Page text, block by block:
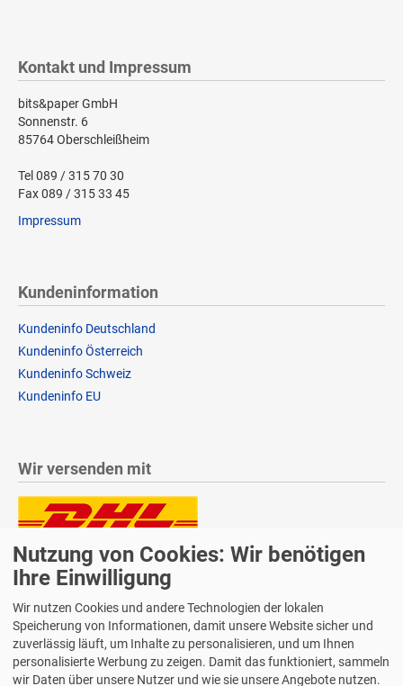
Kontakt und Impressum
bits&paper GmbH
Sonnenstr. 6
85764 Oberschleißheim
Tel 089 / 315 70 30
Fax 089 / 315 33 45
Impressum
Kundeninformation
Kundeninfo Deutschland
Kundeninfo Österreich
Kundeninfo Schweiz
Kundeninfo EU
Wir versenden mit
Lieferung auch an Packstationen und Postfilialen
Samstagszustellung
Bequeme Zahlung über Paypal
Nutzung von Cookies: Wir benötigen
Ihre Einwilligung
Wir nutzen Cookies und andere Technologien der lokalen
Speicherung von Informationen, damit unsere Website sicher und
zuverlässig läuft, um Inhalte zu personalisieren, und um Ihnen
personalisierte Werbung zu zeigen. Damit das funktioniert, sammeln
wir Daten über unsere Nutzer und wie sie unsere Angebote nutzen.